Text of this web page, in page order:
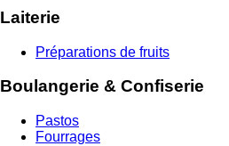
Laiterie
Préparations de fruits
Boulangerie & Confiserie
Pastos
Fourrages